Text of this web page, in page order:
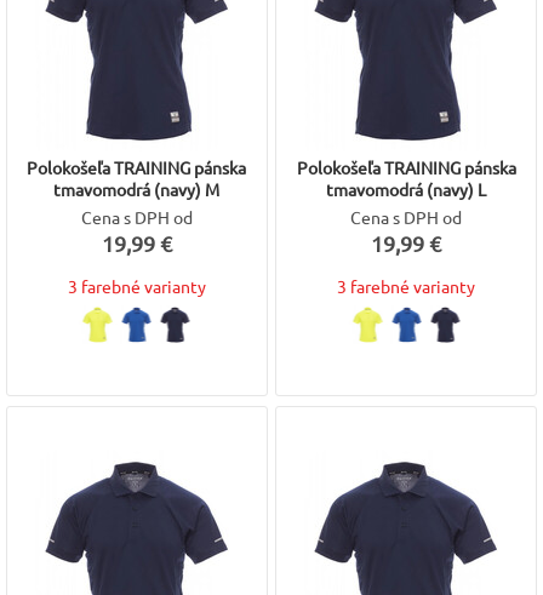
Polokošeľa TRAINING pánska
tmavomodrá (navy) M
Cena s DPH od
19,99 €
3 farebné varianty
Polokošeľa TRAINING pánska
tmavomodrá (navy) L
Cena s DPH od
19,99 €
3 farebné varianty